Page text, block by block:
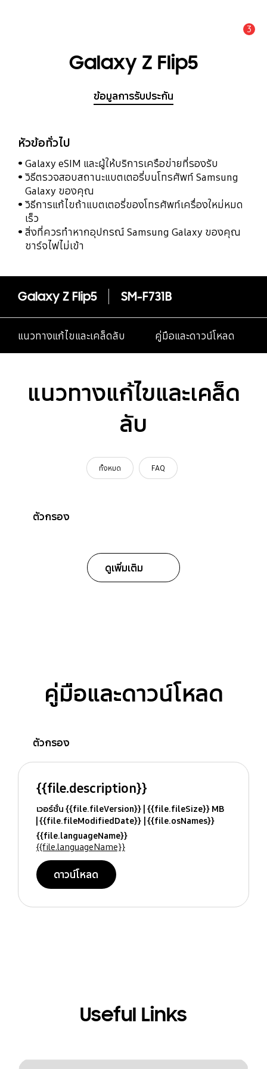
3
Galaxy Z Flip5
ข้อมูลการรับประกัน
หัวข้อทั่วไป
Galaxy eSIM และผู้ให้บริการเครือข่ายที่รองรับ
วิธีตรวจสอบสถานะแบตเตอรี่บนโทรศัพท์ Samsung
Galaxy ของคุณ
วิธีการแก้ไขถ้าแบตเตอรี่ของโทรศัพท์เครื่องใหม่หมด
เร็ว
สิ่งที่ควรทำหากอุปกรณ์ Samsung Galaxy ของคุณ
ชาร์จไฟไม่เข้า
Galaxy Z Flip5 SM-F731B
แนวทางแก้ไขและเคล็ดลับ คู่มือและดาวน์โหลด
แนวทางแก้ไขและเคล็ด
ลับ
ทั้งหมด FAQ
ตัวกรอง
ดูเพิ่มเติม
คู่มือและดาวน์โหลด
ตัวกรอง
{{file.description}}
เวอร์ชั่น {{file.fileVersion}} {{file.fileSize}} MB
{{file.fileModifiedDate}} {{file.osNames}}
{{file.languageName}}
{{file.languageName}}
ดาวน์โหลด
Useful Links